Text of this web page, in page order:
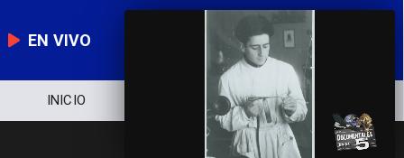
EN VIVO
NOTICIERO POLÍTICA ECONOMÍA